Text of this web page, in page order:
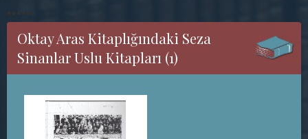
Oktay Aras Kitaplığındaki Seza
Sinanlar Uslu Kitapları (1)